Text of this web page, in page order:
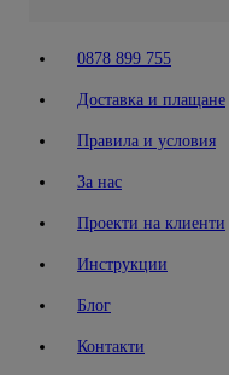
0878 899 755
Доставка и плащане
Правила и условия
За нас
Проекти на клиенти
Инструкции
Блог
Контакти